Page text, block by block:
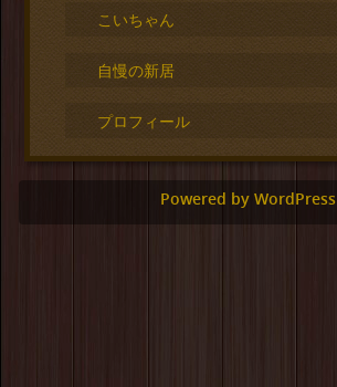
こいちゃん
自慢の新居
プロフィール
Powered by WordPress